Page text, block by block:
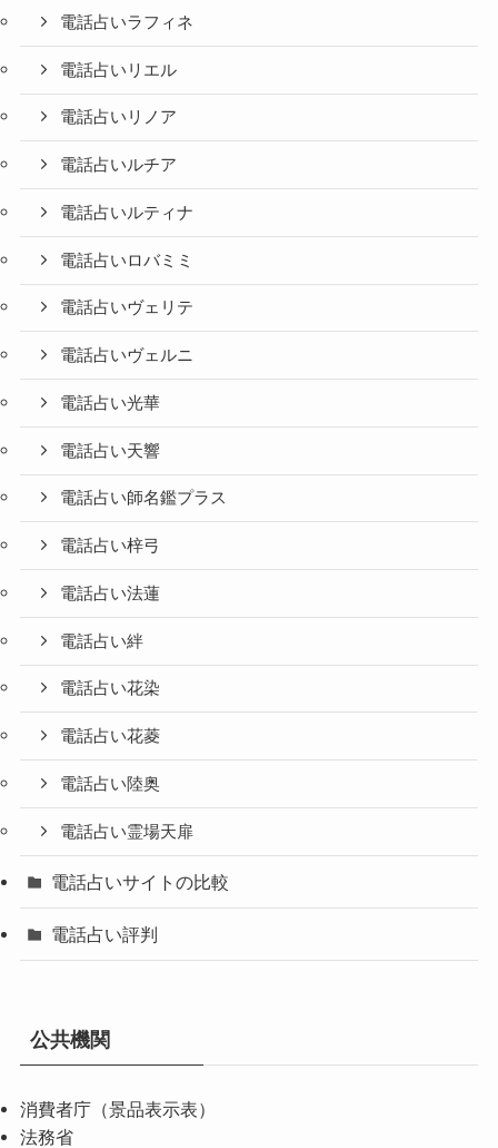
電話占いラフィネ
電話占いリエル
電話占いリノア
電話占いルチア
電話占いルティナ
電話占いロバミミ
電話占いヴェリテ
電話占いヴェルニ
電話占い光華
電話占い天響
電話占い師名鑑プラス
電話占い梓弓
電話占い法蓮
電話占い絆
電話占い花染
電話占い花菱
電話占い陸奥
電話占い霊場天扉
電話占いサイトの比較
電話占い評判
公共機関
消費者庁（景品表示表）
法務省